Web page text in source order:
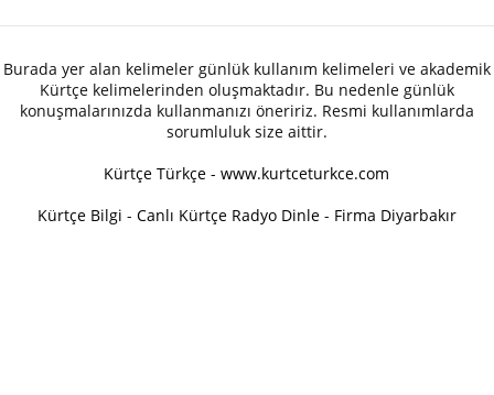
Burada yer alan kelimeler günlük kullanım kelimeleri ve akademik
Kürtçe kelimelerinden oluşmaktadır. Bu nedenle günlük
konuşmalarınızda kullanmanızı öneririz. Resmi kullanımlarda
sorumluluk size aittir.
Kürtçe Türkçe - www.kurtceturkce.com
Kürtçe Bilgi - Canlı Kürtçe Radyo Dinle - Firma Diyarbakır